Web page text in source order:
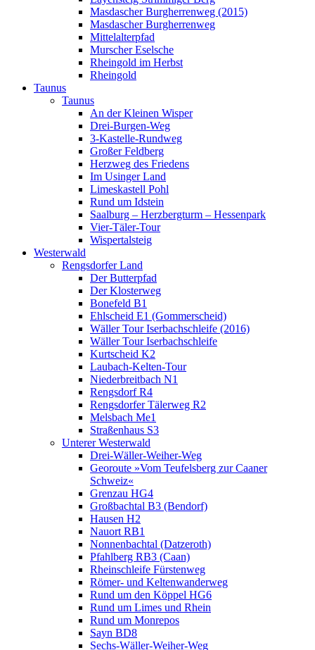
Masdascher Burgherrenweg (2015)
Masdascher Burgherrenweg
Mittelalterpfad
Murscher Eselsche
Rheingold im Herbst
Rheingold
Taunus
Taunus
An der Kleinen Wisper
Drei-Burgen-Weg
3-Kastelle-Rundweg
Großer Feldberg
Herzweg des Friedens
Im Usinger Land
Limeskastell Pohl
Rund um Idstein
Saalburg – Herzbergturm – Hessenpark
Vier-Täler-Tour
Wispertalsteig
Westerwald
Rengsdorfer Land
Der Butterpfad
Der Klosterweg
Bonefeld B1
Ehlscheid E1 (Gommerscheid)
Wäller Tour Iserbachschleife (2016)
Wäller Tour Iserbachschleife
Kurtscheid K2
Laubach-Kelten-Tour
Niederbreitbach N1
Rengsdorf R4
Rengsdorfer Tälerweg R2
Melsbach Me1
Straßenhaus S3
Unterer Westerwald
Drei-Wäller-Weiher-Weg
Georoute »Vom Teufelsberg zur Caaner
Schweiz«
Grenzau HG4
Großbachtal B3 (Bendorf)
Hausen H2
Nauort RB1
Nonnenbachtal (Datzeroth)
Pfahlberg RB3 (Caan)
Rheinschleife Fürstenweg
Römer- und Keltenwanderweg
Rund um den Köppel HG6
Rund um Limes und Rhein
Rund um Monrepos
Sayn BD8
Sechs-Wäller-Weiher-Weg